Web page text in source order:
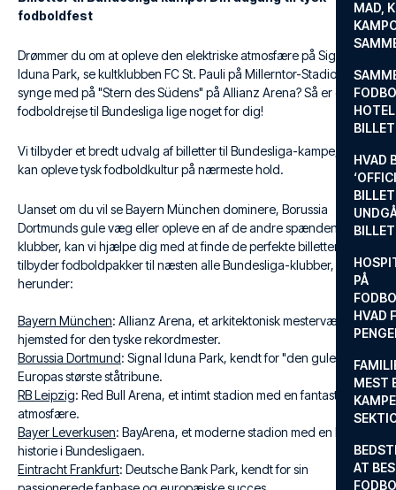
MAD,
HVAD
PÅ
HVAD
MEST
AT
fodboldfest
Drømmer du om at opleve den elektriske atmosfære på Signal
Iduna Park, se kultklubben FC St. Pauli på Millerntor-Stadion eller
synge med på "Stern des Südens" på Allianz Arena? Så er en
fodboldrejse til Bundesliga lige noget for dig!
Vi tilbyder et bredt udvalg af billetter til Bundesliga-kampe, så du
kan opleve tysk fodboldkultur på nærmeste hold.
Uanset om du vil se Bayern München dominere, Borussia
Dortmunds gule væg eller opleve en af de andre spændende
klubber, kan vi hjælpe dig med at finde de perfekte billetter. Vi
tilbyder fodboldpakker til næsten alle Bundesliga-klubber,
herunder:
Bayern München: Allianz Arena, et arkitektonisk mesterværk og
hjemsted for den tyske rekordmester.
Borussia Dortmund: Signal Iduna Park, kendt for "den gule væg" –
Europas største ståtribune.
RB Leipzig: Red Bull Arena, et intimt stadion med en fantastisk
atmosfære.
Bayer Leverkusen: BayArena, et moderne stadion med en lang
historie i Bundesligaen.
Eintracht Frankfurt: Deutsche Bank Park, kendt for sin